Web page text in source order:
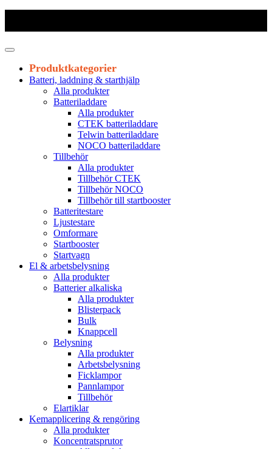
Produktkategorier
Batteri, laddning & starthjälp
Alla produkter
Batteriladdare
Alla produkter
CTEK batteriladdare
Telwin batteriladdare
NOCO batteriladdare
Tillbehör
Alla produkter
Tillbehör CTEK
Tillbehör NOCO
Tillbehör till startbooster
Batteritestare
Ljustestare
Omformare
Startbooster
Startvagn
El & arbetsbelysning
Alla produkter
Batterier alkaliska
Alla produkter
Blisterpack
Bulk
Knappcell
Belysning
Alla produkter
Arbetsbelysning
Ficklampor
Pannlampor
Tillbehör
Elartiklar
Kemapplicering & rengöring
Alla produkter
Koncentratsprutor